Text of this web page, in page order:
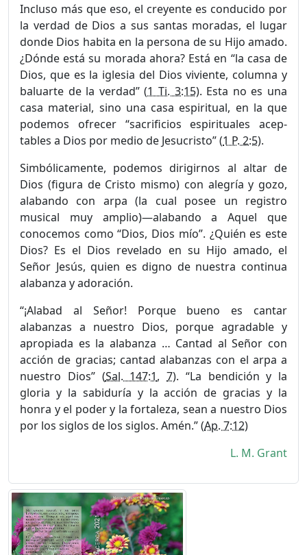
Incluso más que eso, el creyente es conducido por
la verdad de Dios a sus santas moradas, el lugar
donde Dios habita en la persona de su Hijo amado.
¿Dónde está su morada ahora? Está en “la casa de
Dios, que es la iglesia del Dios viviente, columna y
baluarte de la verdad” (1 Ti. 3:15). Esta no es una
casa material, sino una casa espiritual, en la que
podemos ofrecer “sacrificios espirituales acep­
tables a Dios por medio de Jesucristo” (1 P. 2:5).
Simbólicamente, podemos dirigirnos al altar de
Dios (figura de Cristo mismo) con alegría y gozo,
alabando con arpa (la cual posee un registro
musical muy amplio)—alabando a Aquel que
conocemos como “Dios, Dios mío”. ¿Quién es este
Dios? Es el Dios revelado en su Hijo amado, el
Señor Jesús, quien es digno de nuestra continua
alabanza y adoración.
“¡Alabad al Señor! Porque bueno es cantar
alabanzas a nuestro Dios, porque agradable y
apropiada es la alabanza … Cantad al Señor con
acción de gracias; cantad alabanzas con el arpa a
nues­tro Dios” (Sal. 147:1, 7). “La bendición y la
gloria y la sabiduría y la acción de gracias y la
honra y el poder y la fortaleza, sean a nuestro Dios
por los siglos de los siglos. Amén.” (Ap. 7:12)
L. M. Grant